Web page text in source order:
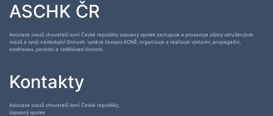
ASCHK ČR
Asociace svazů chovatelů koní České republiky zapsaný spolek zastupuje a prosazuje zájmy sdruženýcvh
svazů a vyvíjí následující činnosti: vydává časopis KONĚ, organizuje a realizuje výstavní, propagační,
osvětovou, poradní a vzdělávací činnost.
Kontakty
Asociace svazů chovatelů koní České republiky,
zapsaný spolek